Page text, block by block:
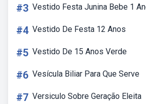
#3 Vestido Festa Junina Bebe 1
#4 Vestido De Festa 12 Anos
#5 Vestido De 15 Anos Verde
#6 Vesícula Biliar Para Que Serve
#7 Versiculo Sobre Geração Eleita